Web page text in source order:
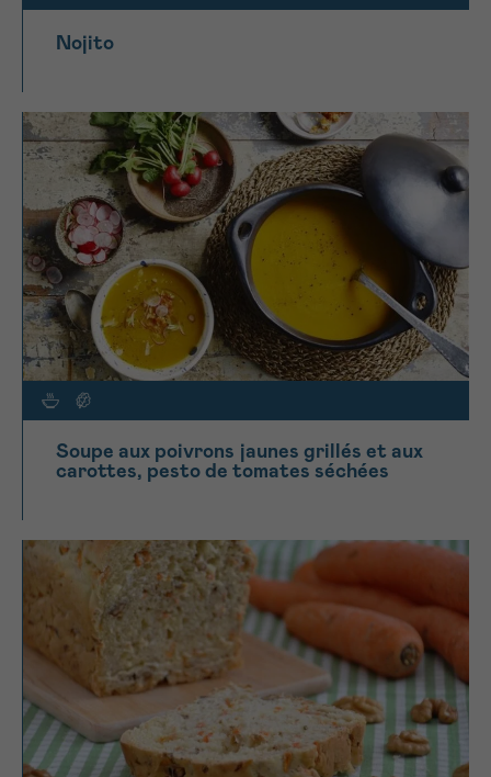
Nojito
Soupe aux poivrons jaunes grillés et aux
carottes, pesto de tomates séchées